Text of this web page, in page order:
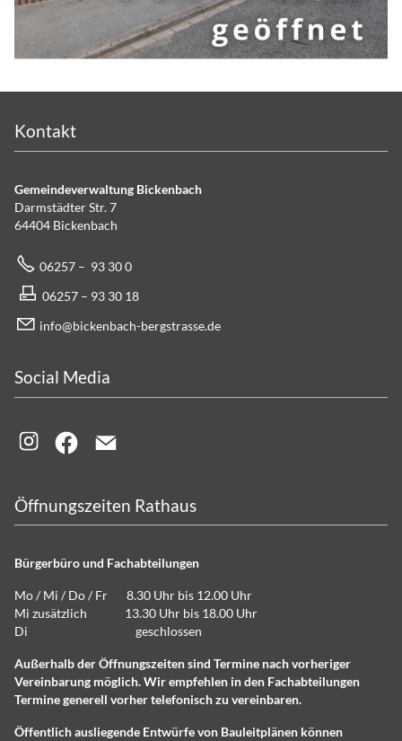
Kontakt
Gemeindeverwaltung Bickenbach
Darmstädter Str. 7
64404 Bickenbach
06257 – 93 30 0
06257 – 93 30 18
info@bickenbach-bergstrasse.de
Social Media
Öffnungszeiten Rathaus
Bürgerbüro und Fachabteilungen
Mo / Mi / Do / Fr 8.30 Uhr bis 12.00 Uhr
Mi zusätzlich 13.30 Uhr bis 18.00 Uhr
Di geschlossen
Außerhalb der Öffnungszeiten sind Termine nach vorheriger
Vereinbarung möglich. Wir empfehlen in den Fachabteilungen
Termine generell vorher telefonisch zu vereinbaren.
Öffentlich ausliegende Entwürfe von Bauleitplänen können